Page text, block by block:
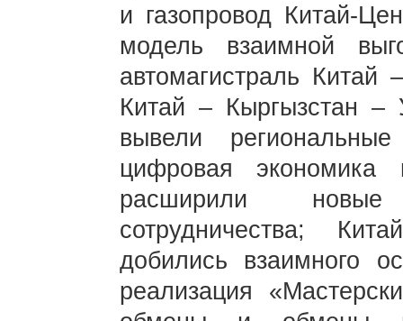
и газопровод Китай-
модель взаимной
автомагистраль Китай
Китай – Кыргызстан –
вывели
цифровая экономика
расширили новые
сотрудничества;
добились взаимного
реализация